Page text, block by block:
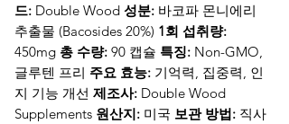
드: Double Wood 성분: 바코파 몬니에리
추출물 (Bacosides 20%) 1회 섭취량:
450mg 총 수량: 90 캡슐 특징: Non-GMO,
글루텐 프리 주요 효능: 기억력, 집중력, 인
지 기능 개선 제조사: Double Wood
Supplements 원산지: 미국 보관 방법: 직사